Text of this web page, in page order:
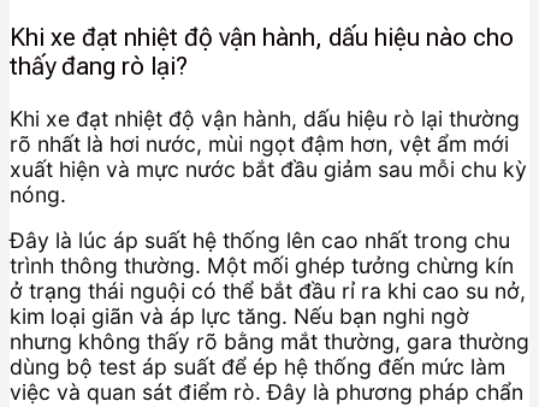
Khi xe đạt nhiệt độ vận hành, dấu hiệu nào cho
thấy đang rò lại?
Khi xe đạt nhiệt độ vận hành, dấu hiệu rò lại thường
rõ nhất là hơi nước, mùi ngọt đậm hơn, vệt ẩm mới
xuất hiện và mực nước bắt đầu giảm sau mỗi chu kỳ
nóng.
Đây là lúc áp suất hệ thống lên cao nhất trong chu
trình thông thường. Một mối ghép tưởng chừng kín
ở trạng thái nguội có thể bắt đầu rỉ ra khi cao su nở,
kim loại giãn và áp lực tăng. Nếu bạn nghi ngờ
nhưng không thấy rõ bằng mắt thường, gara thường
dùng bộ test áp suất để ép hệ thống đến mức làm
việc và quan sát điểm rò. Đây là phương pháp chẩn